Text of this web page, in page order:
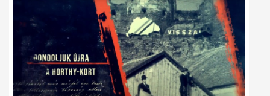
interpretációk
Az összeomlás és a magyar társadalom
A békerendszer megszilárdulása
Utókor és emlékezet
Munkatársaink
Blog
Krónika
Galéria
Adatbázis
Emlékművek (feltöltés alatt)
Visszhang